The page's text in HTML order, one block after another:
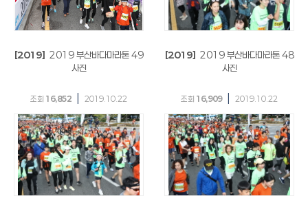
[2019] 2019 부산바다마라톤 49
사진
조회 16,852 2019.10.22
[2019] 2019 부산바다마라톤 48
사진
조회 16,909 2019.10.22